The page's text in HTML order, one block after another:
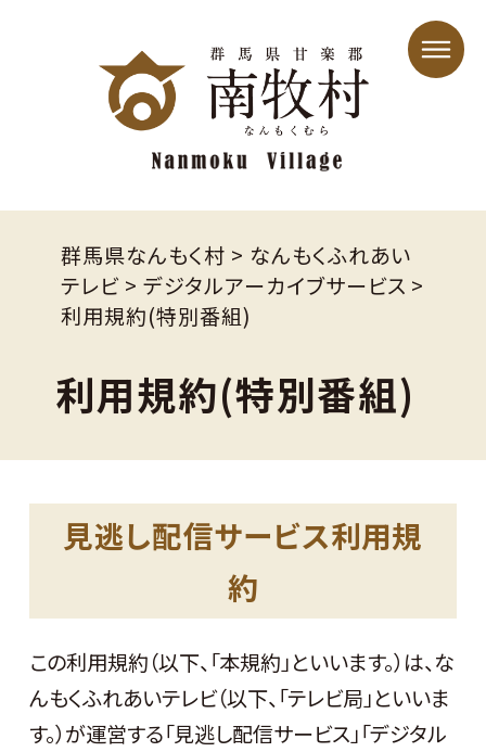
群馬県なんもく村 > なんもくふれあい
テレビ >デジタルアーカイブサービス >
利用規約(特別番組)
利用規約(特別番組)
見逃し配信サービス利用規
約
この利用規約（以下、「本規約」といいます。）は、な
んもくふれあいテレビ（以下、「テレビ局」といいま
す。）が運営する「見逃し配信サービス」「デジタル